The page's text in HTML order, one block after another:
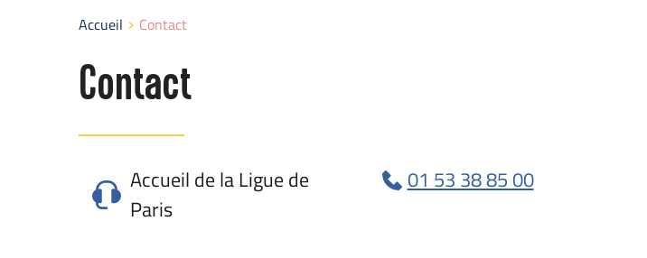
Accueil Contact
Contact
Accueil de la Ligue de
Paris
01 53 38 85 00